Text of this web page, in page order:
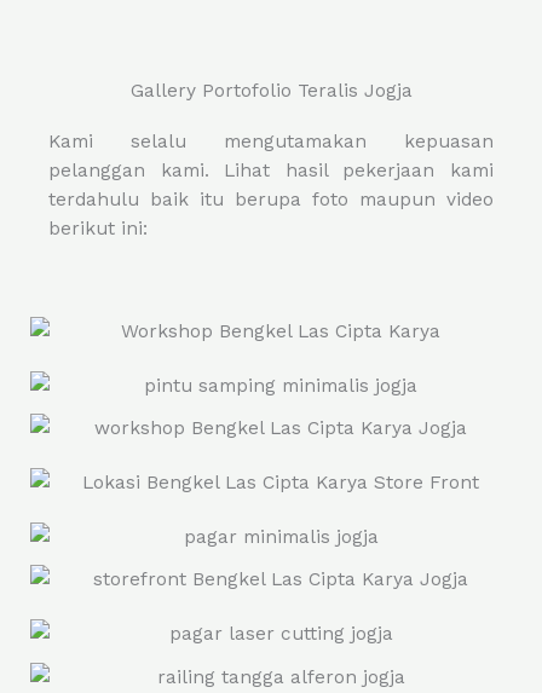
Gallery Portofolio Teralis Jogja
Kami selalu mengutamakan kepuasan
pelanggan kami. Lihat hasil pekerjaan kami
terdahulu baik itu berupa foto maupun video
berikut ini: